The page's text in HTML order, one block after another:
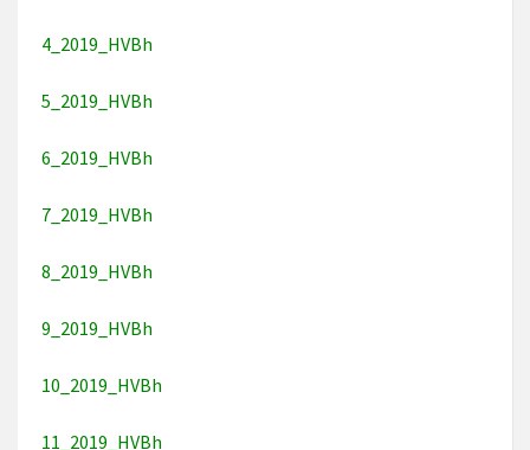
4_2019_HVBh
5_2019_HVBh
6_2019_HVBh
7_2019_HVBh
8_2019_HVBh
9_2019_HVBh
10_2019_HVBh
11_2019_HVBh